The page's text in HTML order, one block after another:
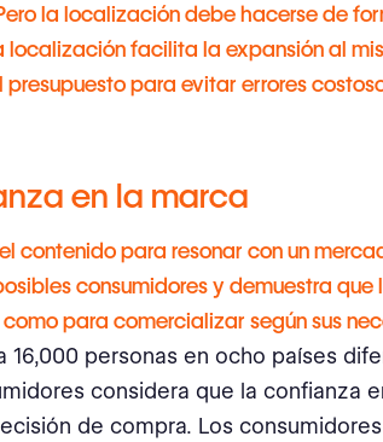
la localización debe hacerse de
localización facilita la expansión al
presupuesto para evitar errores
en la marca
contenido para resonar con un
consumidores y demuestra
para comercializar según sus
16,000 personas en ocho países
considera que la confianza
de compra. Los